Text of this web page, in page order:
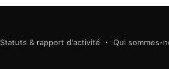
Statuts & rapport d'activité Qui sommes-